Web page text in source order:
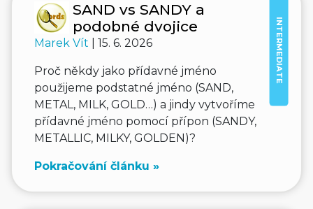
INTERMEDIATE
SAND vs SANDY a
podobné dvojice
Marek Vít | 15. 6. 2026
Proč někdy jako přídavné jméno
použijeme podstatné jméno (SAND,
METAL, MILK, GOLD…) a jindy vytvoříme
přídavné jméno pomocí přípon (SANDY,
METALLIC, MILKY, GOLDEN)?
Pokračování článku »